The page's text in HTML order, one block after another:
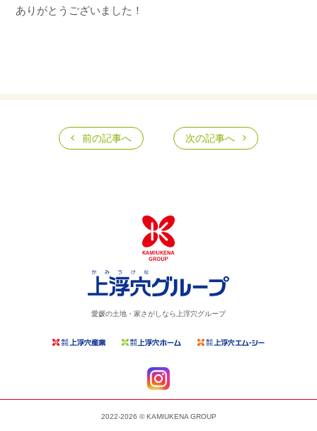
ありがとうございました！
前の記事へ 次の記事へ
愛媛の土地・家さがしなら上浮穴グループ
2022-2026 © KAMIUKENA GROUP